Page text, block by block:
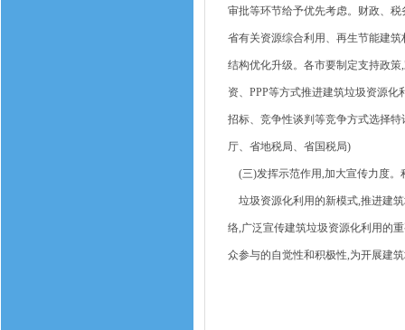
审批等环节给予优先考虑。财政、
省有关资源综合利用、再生节能建
结构优化升级。各市要制定支持政
资、PPP等方式推进建筑垃圾资源
招标、竞争性谈判等竞争方式选择
厅、省地税局、省国税局)
(三)发挥示范作用,加大宣传力度。
垃圾资源化利用的新模式,推进建
络,广泛宣传建筑垃圾资源化利用的
众参与的自觉性和积极性,为开展建